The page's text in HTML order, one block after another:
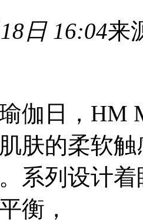
日 16:04来
伽日，HM
肤的柔软
系列设计
衡，